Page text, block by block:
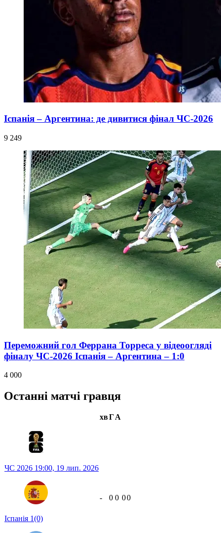
Іспанія – Аргентина: де дивитися фінал ЧС-2026
9 249
Переможний гол Феррана Торреса у відеоогляді
фіналу ЧС-2026 Іспанія – Аргентина – 1:0
4 000
Останні матчі гравця
хвГА
ЧС 2026 19:00, 19 лип. 2026
Іспанія 1(0)
- 0 0 00